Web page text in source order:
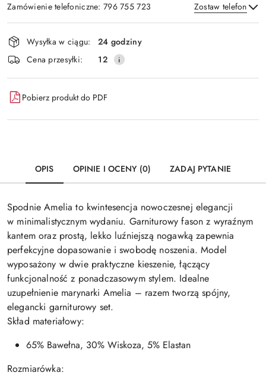
Zamówienie telefoniczne: 796 755 723 Zostaw telefon
Wyślij
Dostępność
i
dostawa
Wysyłka w ciągu:
24 godziny
Cena przesyłki:
12
Pobierz produkt do PDF
OPIS OPINIE I OCENY (0) ZADAJ PYTANIE
Spodnie Amelia to kwintesencja nowoczesnej elegancji
w minimalistycznym wydaniu. Garniturowy fason z wyraźnym
kantem oraz prostą, lekko luźniejszą nogawką zapewnia
perfekcyjne dopasowanie i swobodę noszenia. Model
wyposażony w dwie praktyczne kieszenie, łączący
funkcjonalność z ponadczasowym stylem. Idealne
uzupełnienie marynarki Amelia – razem tworzą spójny,
elegancki garniturowy set.
Skład materiałowy:
65% Bawełna, 30% Wiskoza, 5% Elastan
Rozmiarówka: